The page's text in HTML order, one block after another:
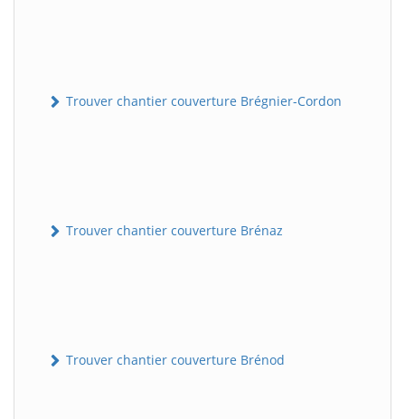
Trouver chantier couverture Brégnier-Cordon
Trouver chantier couverture Brénaz
Trouver chantier couverture Brénod